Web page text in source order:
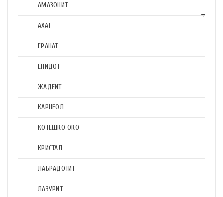
АМАЗОНИТ
АХАТ
ГРАНАТ
ЕПИДОТ
ЖАДЕИТ
КАРНЕОЛ
КОТЕШКО ОКО
КРИСТАЛ
ЛАБРАДОТИТ
ЛАЗУРИТ